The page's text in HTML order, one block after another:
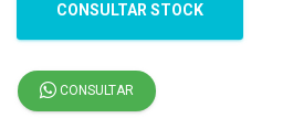
CONSULTAR STOCK
CONSULTAR